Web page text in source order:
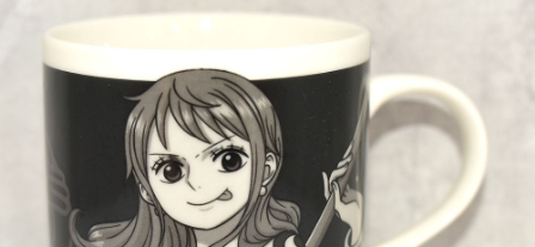
每筆NT$100，滿NT$999(含以上)免運費